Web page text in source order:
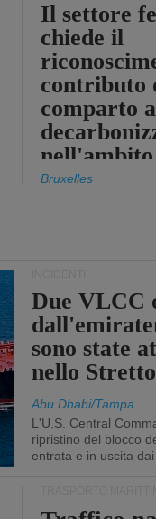
Il settore
chiede il
contributo
comparto
revisione
Bruxelles
Due VLCC
sono state
nello
Abu Dhabi/Tampa
L'U.S. Central
ripristino del blocco
entrata e in uscita